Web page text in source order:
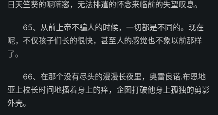
日天竺葵的呢喃窸，无法排遣的怀念来临前的失望叹息。
65、从前上帝不骗人的时候，一切都是不同的。现在
呢，不仅孩子们长的很快，甚至人的感觉也不象以前那样
了。
66、在那个没有尽头的漫漫长夜里，奥雷良诺.布恩地
亚上校长时间地搔着身上的痒，企图打破他身上孤独的剪影
外壳。